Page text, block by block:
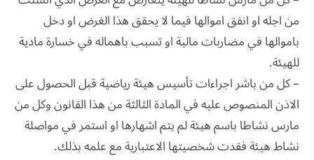
من اجله او انفق اموالها فيما لا يحقق هذا الغرض او دخل
باموالها في مضاربات مالية او تسبب باهماله في خسارة مادية
للهيئة.
– كل من باشر اجراءات تأسيس هيئة رياضية قبل الحصول على
الاذن المنصوص عليه في المادة الثالثة من هذا القانون وكل من
مارس نشاطا باسم هيئة لم يتم اشهارها او استمر في مواصلة
نشاط هيئة فقدت شخصيتها الاعتبارية مع علمه بذلك.